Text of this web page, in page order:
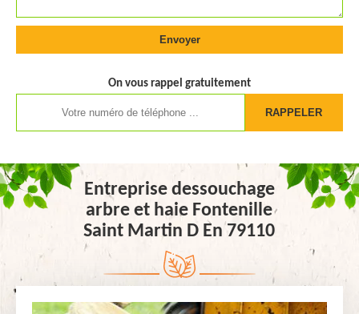
On vous rappel gratuitement
Entreprise dessouchage
arbre et haie Fontenille
Saint Martin D En 79110